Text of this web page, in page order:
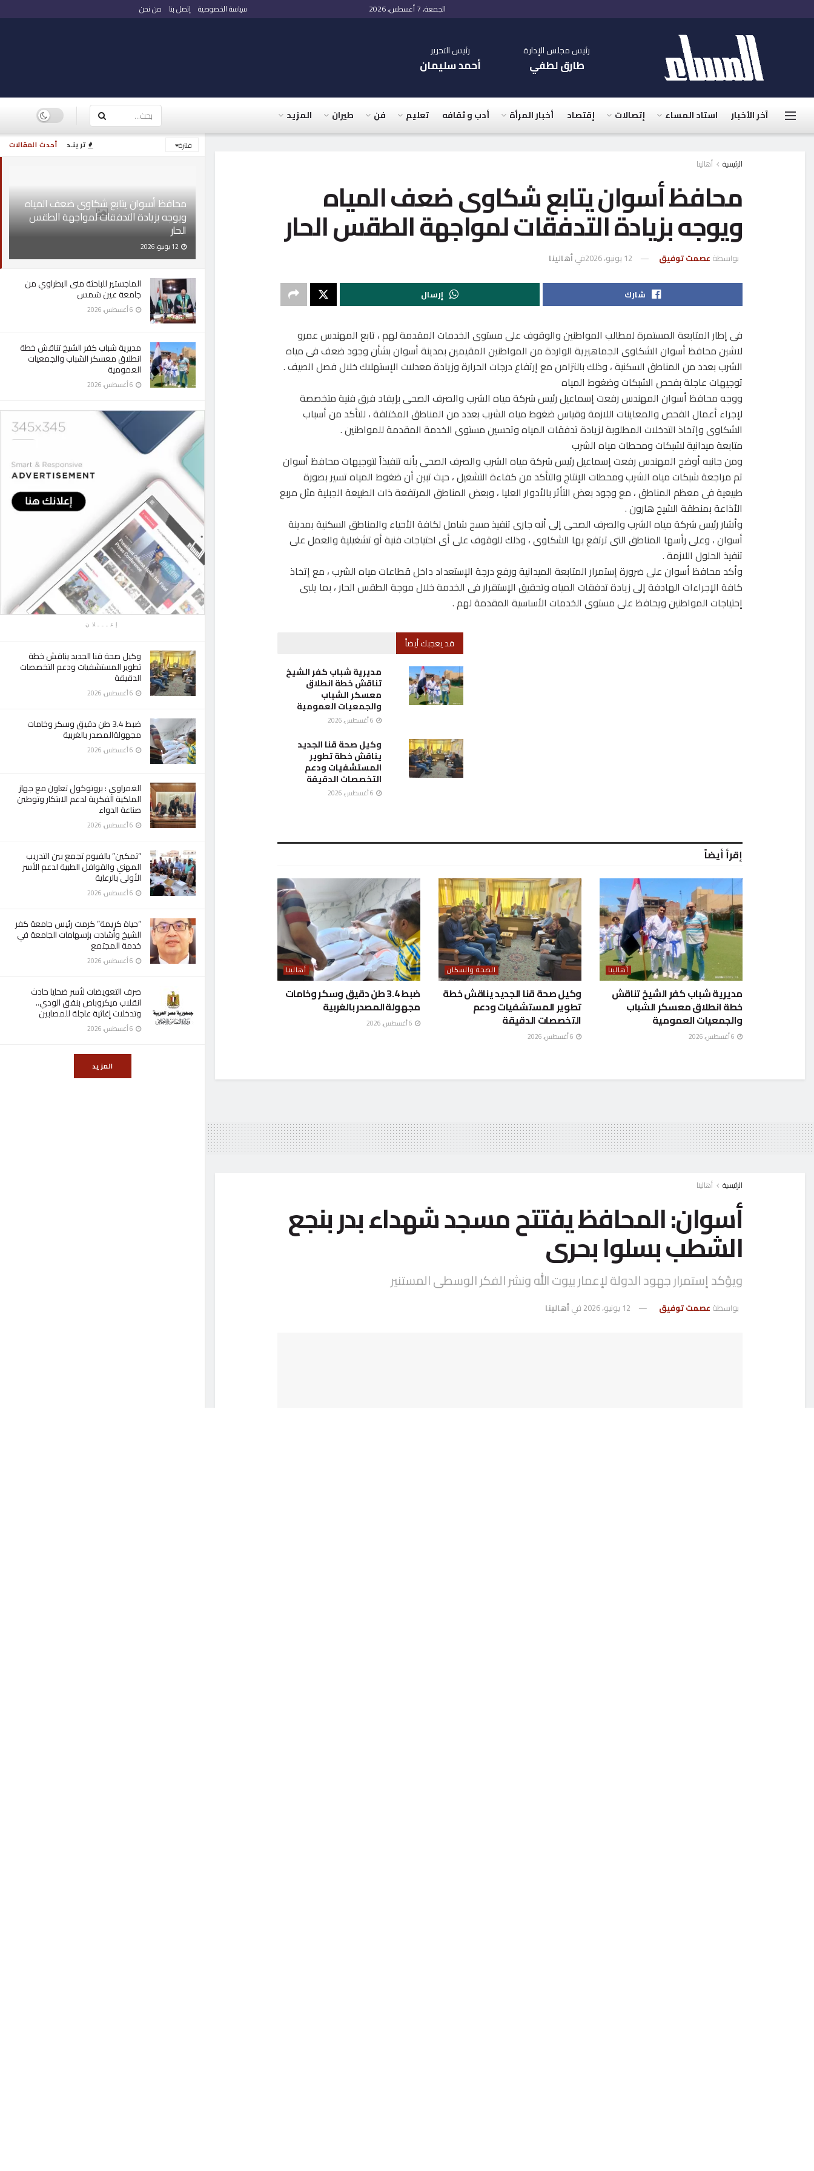
أحدث المقالات ترينـد فلترة
محافظ أسوان يتابع شكاوى ضعف المياه
ويوجه بزيادة التدفقات لمواجهة الطقس
الحار
الماجستير للباحثة منى البطراوي من
جامعة عين شمس
مديرية شباب كفر الشيخ تناقش خطة
انطلاق معسكر الشباب والجمعيات
العمومية
إعـــلان
وكيل صحة قنا الجديد يناقش خطة
تطوير المستشفيات ودعم التخصصات
الدقيقة
ضبط 3.4 طن دقيق وسكر وخامات
مجهولةالمصدر بالغربية
الغمراوي : بروتوكول تعاون مع جهاز
الملكية الفكرية لدعم الابتكار وتوطين
صناعة الدواء
“تمكين” بالفيوم تجمع بين التدريب
المهني والقوافل الطبية لدعم الأسر
الأولى بالرعاية
“حياة كريمة” كرمت رئيس جامعة كفر
الشيخ وأشادت بإسهامات الجامعة في
خدمة المجتمع
صرف التعويضات لأسر ضحايا حادث
انقلاب ميكروباص بنفق الودي..
وتدخلات إغاثية عاجلة للمصابين
المزيد
الجمعة, 7 أغسطس, 2026 سياسة الخصوصية إتصل بنا من نحن
رئيس مجلس الإدارة
طارق لطفي
رئيس التحرير
أحمد سليمان
آخر الأخبار استاد المساء إتصالات إقتصاد أخبار المرأة أدب و ثقافه تعليم فن طيران المزيد
الرئيسية أهالينا
محافظ أسوان يتابع شكاوى ضعف المياه
ويوجه بزيادة التدفقات لمواجهة الطقس الحار
بواسطة عصمت توفيق 12 يونيو، 2026 فيأهالينا
شارك إرسال
فى إطار المتابعة المستمرة لمطالب المواطنين والوقوف على مستوى الخدمات المقدمة لهم ، تابع المهندس عمرو
لاشين محافظ أسوان الشكاوى الجماهيرية الواردة من المواطنين المقيمين بمدينة أسوان بشأن وجود ضعف فى مياه
الشرب بعدد من المناطق السكنية ، وذلك بالتزامن مع إرتفاع درجات الحرارة وزيادة معدلات الإستهلاك خلال فصل الصيف .
توجيهات عاجلة بفحص الشبكات وضغوط المياه
ووجه محافظ أسوان المهندس رفعت إسماعيل رئيس شركة مياه الشرب والصرف الصحى بإيفاد فرق فنية متخصصة
لإجراء أعمال الفحص والمعاينات اللازمة وقياس ضغوط مياه الشرب بعدد من المناطق المختلفة ، للتأكد من أسباب
الشكاوى وإتخاذ التدخلات المطلوبة لزيادة تدفقات المياه وتحسين مستوى الخدمة المقدمة للمواطنين .
متابعة ميدانية لشبكات ومحطات مياه الشرب
ومن جانبه أوضح المهندس رفعت إسماعيل رئيس شركة مياه الشرب والصرف الصحى بأنه تنفيذاً لتوجيهات محافظ أسوان
تم مراجعة شبكات مياه الشرب ومحطات الإنتاج والتأكد من كفاءة التشغيل ، حيث تبين أن ضغوط المياه تسير بصورة
طبيعية فى معظم المناطق ، مع وجود بعض التأثر بالأدوار العليا ، وبعض المناطق المرتفعة ذات الطبيعة الجبلية مثل مربع
الأذاعة بمنطقة الشيخ هارون .
وأشار رئيس شركة مياه الشرب والصرف الصحى إلى أنه جارى تنفيذ مسح شامل لكافة الأحياء والمناطق السكنية بمدينة
أسوان ، وعلى رأسها المناطق التى ترتفع بها الشكاوى ، وذلك للوقوف على أى احتياجات فنية أو تشغيلية والعمل على
تنفيذ الحلول اللازمة .
وأكد محافظ أسوان على ضرورة إستمرار المتابعة الميدانية ورفع درجة الإستعداد داخل قطاعات مياه الشرب ، مع إتخاذ
كافة الإجراءات الهادفة إلى زيادة تدفقات المياه وتحقيق الإستقرار فى الخدمة خلال موجة الطقس الحار ، بما يلبى
إحتياجات المواطنين ويحافظ على مستوى الخدمات الأساسية المقدمة لهم .
قد يعجبك أيضاً
مديرية شباب كفر الشيخ
تناقش خطة انطلاق
معسكر الشباب
والجمعيات العمومية
وكيل صحة قنا الجديد
يناقش خطة تطوير
المستشفيات ودعم
التخصصات الدقيقة
إقرأ أيضاً
أهالينا
مديرية شباب كفر الشيخ تناقش
خطة انطلاق معسكر الشباب
والجمعيات العمومية
الصحة والسكان
وكيل صحة قنا الجديد يناقش خطة
تطوير المستشفيات ودعم
التخصصات الدقيقة
أهالينا
ضبط 3.4 طن دقيق وسكر وخامات
مجهولةالمصدر بالغربية
الرئيسية أهالينا
أسوان: المحافظ يفتتح مسجد شهداء بدر بنجع
الشطب بسلوا بحرى
ويؤكد إستمرار جهود الدولة لإعمار بيوت الله ونشر الفكر الوسطى المستنير
بواسطة عصمت توفيق 12 يونيو، 2026 فيأهالينا